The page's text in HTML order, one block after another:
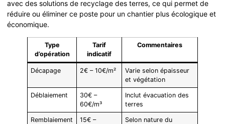
avec des solutions de recyclage des terres, ce qui permet de
réduire ou éliminer ce poste pour un chantier plus écologique et
économique.
Type
d’opération
Tarif
indicatif
Commentaires
Décapage 2€ – 10€/m²
Varie selon épaisseur
et végétation
Déblaiement
30€ –
60€/m³
Inclut évacuation des
terres
Remblaiement
15€ –
Selon nature du